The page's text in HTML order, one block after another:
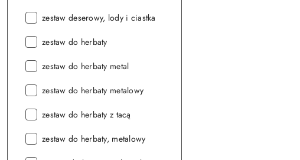
Seria:
zestaw deserowy, lody i ciastka
Seria:
zestaw do herbaty
Seria:
zestaw do herbaty metal
Seria:
zestaw do herbaty metalowy
Seria:
zestaw do herbaty z tacą
Seria:
zestaw do herbaty, metalowy